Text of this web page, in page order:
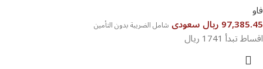
فاو
97,385.45 ريال سعودى شامل الضريبة بدون التأمين
اقساط تبدأ 1741 ريال